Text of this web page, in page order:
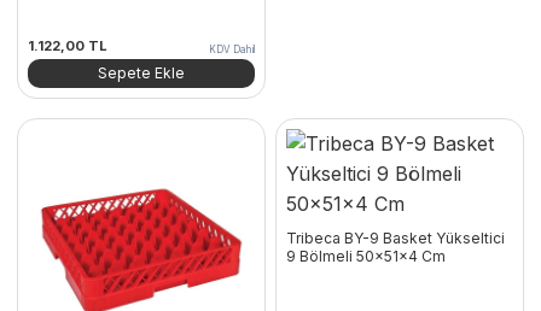
1.122,00 TL KDV Dahil
Sepete Ekle
Tribeca BY-9 Basket Yükseltici
9 Bölmeli 50x51x4 Cm